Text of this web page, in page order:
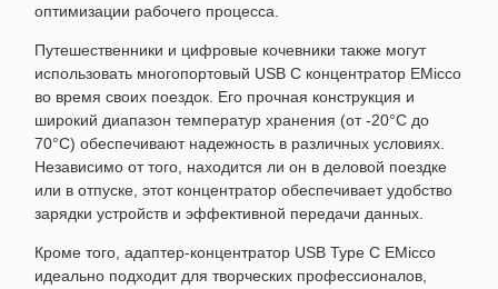
оптимизации рабочего процесса.
Путешественники и цифровые кочевники также могут
использовать многопортовый USB C концентратор EMicco
во время своих поездок. Его прочная конструкция и
широкий диапазон температур хранения (от -20°C до
70°C) обеспечивают надежность в различных условиях.
Независимо от того, находится ли он в деловой поездке
или в отпуске, этот концентратор обеспечивает удобство
зарядки устройств и эффективной передачи данных.
Кроме того, адаптер-концентратор USB Type C EMicco
идеально подходит для творческих профессионалов,